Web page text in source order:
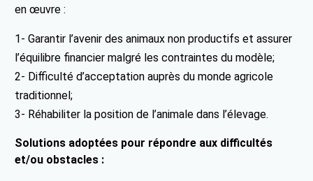
en œuvre :
1- Garantir l’avenir des animaux non productifs et assurer
l’équilibre financier malgré les contraintes du modèle;
2- Difficulté d’acceptation auprès du monde agricole
traditionnel;
3- Réhabiliter la position de l’animale dans l’élevage.
Solutions adoptées pour répondre aux difficultés
et/ou obstacles :